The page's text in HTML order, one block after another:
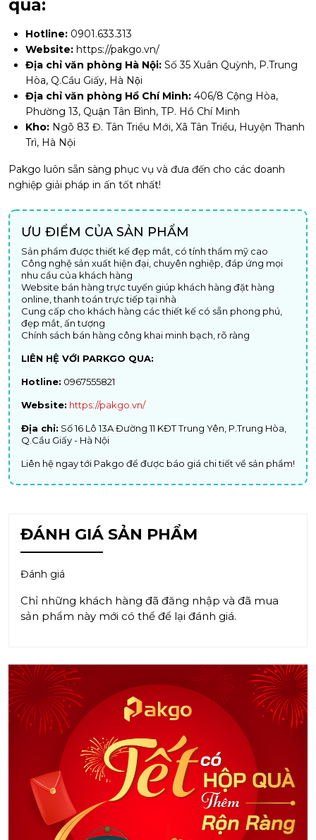
qua:
Hotline: 0901.633.313
Website: https://pakgo.vn/
Địa chỉ văn phòng Hà Nội: Số 35 Xuân Quỳnh, P.Trung
Hòa, Q.Cầu Giấy, Hà Nội
Địa chỉ văn phòng Hồ Chí Minh: 406/8 Cộng Hòa,
Phường 13, Quận Tân Bình, TP. Hồ Chí Minh
Kho: Ngõ 83 Đ. Tân Triều Mới, Xã Tân Triều, Huyện Thanh
Trì, Hà Nội
Pakgo luôn sẵn sàng phục vụ và đưa đến cho các doanh
nghiệp giải pháp in ấn tốt nhất!
ƯU ĐIỂM CỦA SẢN PHẨM
Sản phẩm được thiết kế đẹp mắt, có tính thẩm mỹ cao
Công nghệ sản xuất hiện đại, chuyên nghiệp, đáp ứng mọi
nhu cầu của khách hàng
Website bán hàng trực tuyến giúp khách hàng đặt hàng
online, thanh toán trực tiếp tại nhà
Cung cấp cho khách hàng các thiết kế có sẵn phong phú,
đẹp mắt, ấn tượng
Chính sách bán hàng công khai minh bạch, rõ ràng
LIÊN HỆ VỚI PARKGO QUA:
Hotline: 0967555821
Website: https://pakgo.vn/
Địa chỉ: Số 16 Lô 13A Đường 11 KĐT Trung Yên, P.Trung Hòa,
Q.Cầu Giấy - Hà Nội
Liên hệ ngay tới Pakgo để được báo giá chi tiết về sản phẩm!
ĐÁNH GIÁ SẢN PHẨM
Đánh giá
Chỉ những khách hàng đã đăng nhập và đã mua
sản phẩm này mới có thể để lại đánh giá.